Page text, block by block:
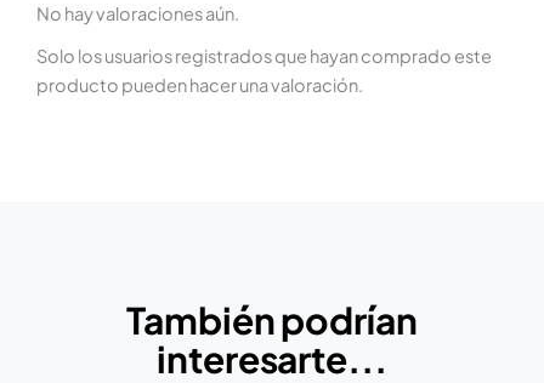
No hay valoraciones aún.
Solo los usuarios registrados que hayan comprado este
producto pueden hacer una valoración.
También podrían
interesarte...